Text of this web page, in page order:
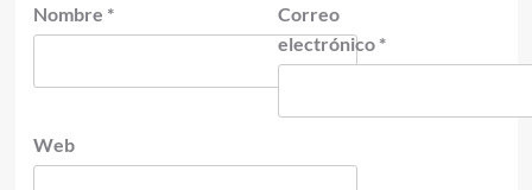
Nombre *
Correo
electrónico *
Web